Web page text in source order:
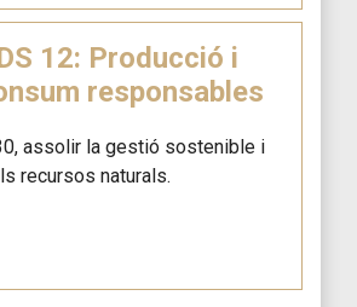
12: Producció i
responsables
assolir la gestió sostenible i
recursos naturals.